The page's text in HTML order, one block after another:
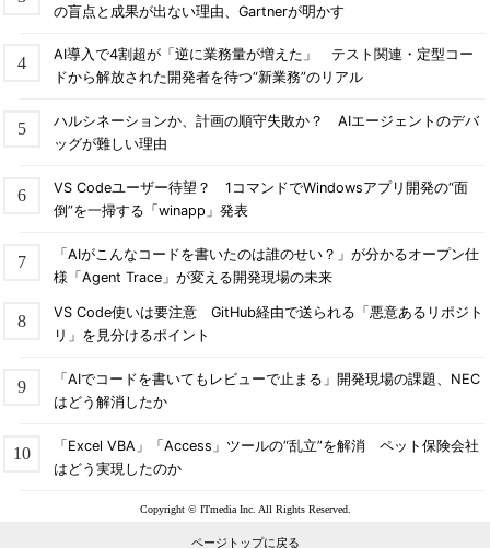
の盲点と成果が出ない理由、Gartnerが明かす
AI導入で4割超が「逆に業務量が増えた」 テスト関連・定型コー
ドから解放された開発者を待つ“新業務”のリアル
ハルシネーションか、計画の順守失敗か？ AIエージェントのデバ
ッグが難しい理由
VS Codeユーザー待望？ 1コマンドでWindowsアプリ開発の“面
倒”を一掃する「winapp」発表
「AIがこんなコードを書いたのは誰のせい？」が分かるオープン仕
様「Agent Trace」が変える開発現場の未来
VS Code使いは要注意 GitHub経由で送られる「悪意あるリポジト
リ」を見分けるポイント
「AIでコードを書いてもレビューで止まる」開発現場の課題、NEC
はどう解消したか
「Excel VBA」「Access」ツールの“乱立”を解消 ペット保険会社
はどう実現したのか
Copyright © ITmedia Inc. All Rights Reserved.
ページトップに戻る